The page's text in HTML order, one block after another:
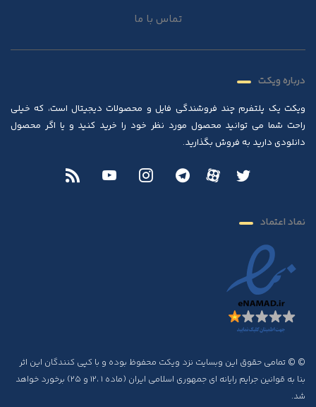
تماس با ما
درباره ویکت
ویکت یک پلتفرم چند فروشندگی فایل و محصولات دیجیتال است، که خیلی
راحت شما می توانید محصول مورد نظر خود را خرید کنید و یا اگر محصول
دانلودی دارید به فروش بگذارید.
نماد اعتماد
© © تمامی حقوق این وبسایت نزد ویکت محفوظ بوده و با کپی کنندگان این اثر
بنا به قوانین جرایم رایانه ای جمهوری اسلامی ایران (ماده ۱ ،۱۲ و ۲۵) برخورد خواهد
شد.